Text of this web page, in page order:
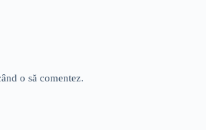
o să comentez.